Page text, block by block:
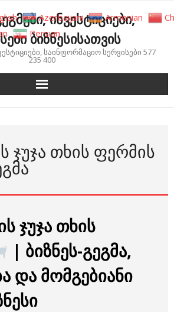
ინვესტიციები,
ბიზნესისათვის
საინფორმაციო სერვისები 577
235 400
ᲯᲣᲯᲐ ᲗᲮᲘᲡ ᲤᲔᲠᲛᲘᲡ
ჯუჯა თხის
| ბიზნეს-გეგმა,
და მომგებიანი
Azerbaijani Armenian
Persian